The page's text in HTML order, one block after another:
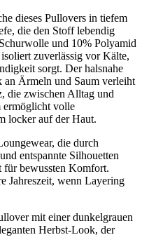
dieses Pullovers in tiefem
die den Stoff lebendig
und 10% Polyamid
zuverlässig vor Kälte,
sorgt. Der halsnahe
Ärmeln und Saum verleiht
die zwischen Alltag und
ermöglicht volle
locker auf der Haut.
die durch
entspannte Silhouetten
für bewussten Komfort.
Jahreszeit, wenn Layering
mit einer dunkelgrauen
Herbst-Look, der